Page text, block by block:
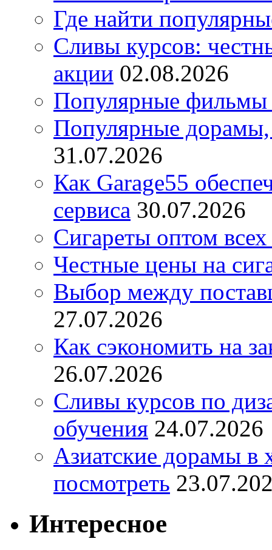
Где найти
Сливы курсов:
акции 02.08.2026
Популярные фильмы
Популярные дорамы,
31.07.2026
Как Garage55
сервиса 30.07.2026
Сигареты оптом
Честные цены на
Выбор между
27.07.2026
Как сэкономить на
26.07.2026
Сливы курсов по
обучения 24.07.2026
Азиатские дорамы в
посмотреть
Интересное